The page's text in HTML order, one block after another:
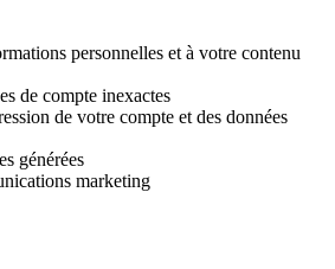
personnelles et à votre contenu
de compte inexactes
de votre compte et des données
générées
marketing